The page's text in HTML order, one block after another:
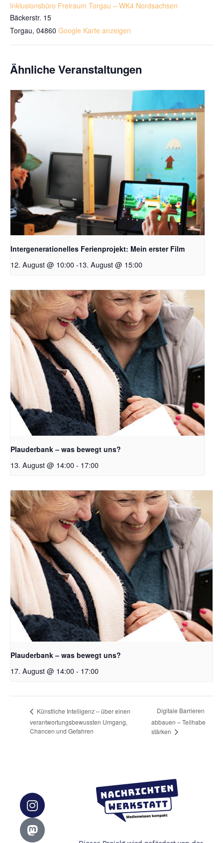
Inklusionsbüro Freiraum Torgau – WK4 Nordsachsen
Bäckerstr. 15
Torgau, 04860 Google Karte anzeigen
Ähnliche Veranstaltungen
Intergenerationelles Ferienprojekt: Mein erster Film
12. August @ 10:00-13. August @ 15:00
Plauderbank – was bewegt uns?
13. August @ 14:00- 17:00
Plauderbank – was bewegt uns?
17. August @ 14:00- 17:00
Künstliche Intelligenz – über einen
verantwortungsbewussten Umgang,
Chancen und Gefahren
Digitale Barrieren
abbauen – Teilhabe
stärken